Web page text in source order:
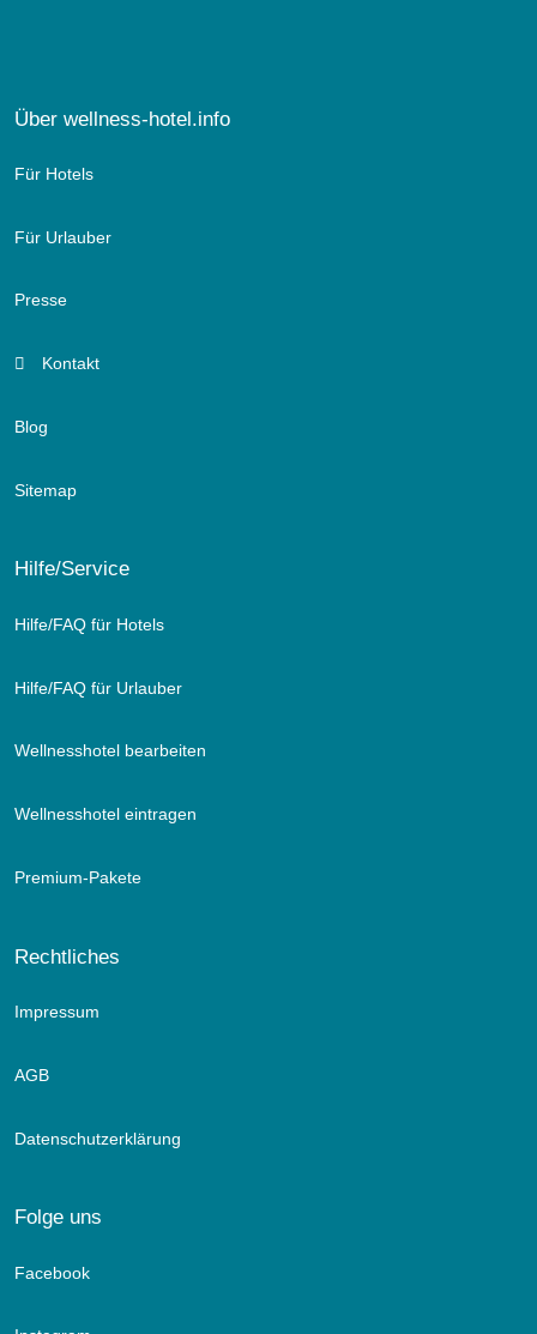
Über wellness-hotel.info
Für Hotels
Für Urlauber
Presse
Kontakt
Blog
Sitemap
Hilfe/Service
Hilfe/FAQ für Hotels
Hilfe/FAQ für Urlauber
Wellnesshotel bearbeiten
Wellnesshotel eintragen
Premium-Pakete
Rechtliches
Impressum
AGB
Datenschutzerklärung
Folge uns
Facebook